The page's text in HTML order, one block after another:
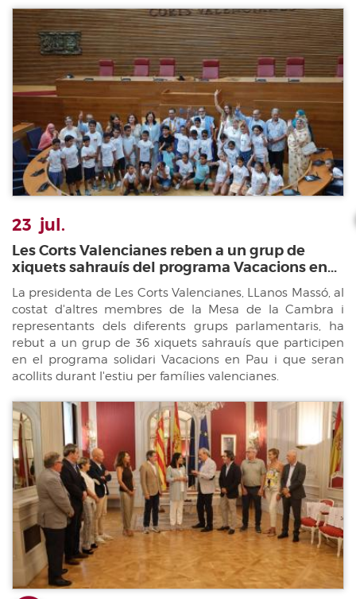
23 jul.
Les Corts Valencianes reben a un grup de
xiquets sahrauís del programa Vacacions en...
La presidenta de Les Corts Valencianes, LLanos Massó, al
costat d'altres membres de la Mesa de la Cambra i
representants dels diferents grups parlamentaris, ha
rebut a un grup de 36 xiquets sahrauís que participen
en el programa solidari Vacacions en Pau i que seran
acollits durant l'estiu per famílies valencianes.